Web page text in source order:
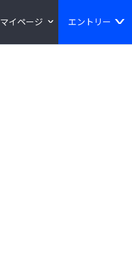
マイページ エントリー